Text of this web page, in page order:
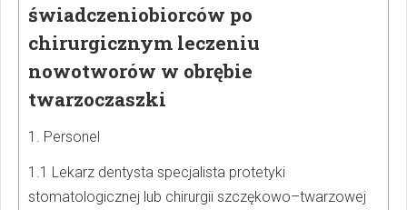
świadczeniobiorców po
chirurgicznym leczeniu
nowotworów w obrębie
twarzoczaszki
1. Personel
1.1 Lekarz dentysta specjalista protetyki
stomatologicznej lub chirurgii szczękowo–twarzowej